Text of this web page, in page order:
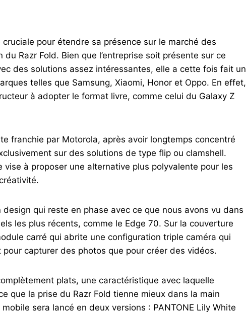
pour étendre sa présence sur le marché des
Razr Fold. Bien que l’entreprise soit présente sur ce
des solutions assez intéressantes, elle a cette fois fait un
telles que Samsung, Xiaomi, Honor et Oppo. En effet,
à adopter le format livre, comme celui du Galaxy Z
franchie par Motorola, après avoir longtemps concentré
sur des solutions de type flip ou clamshell.
vise à proposer une alternative plus polyvalente pour les
qui reste en phase avec ce que nous avons vu dans
les plus récents, comme le Edge 70. Sur la couverture
carré qui abrite une configuration triple caméra qui
capturer des photos que pour créer des vidéos.
plats, une caractéristique avec laquelle
que la prise du Razr Fold tienne mieux dans la main
sera lancé en deux versions : PANTONE Lily White